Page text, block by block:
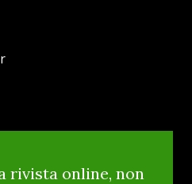
rivista online, non